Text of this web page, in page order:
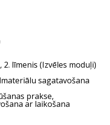
2. līmenis (Izvēles moduļi)
sagatavošana
prakse,
ar laikošana